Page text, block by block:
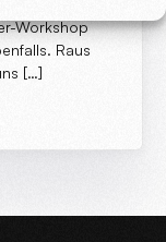
Workshop
Raus
[…]